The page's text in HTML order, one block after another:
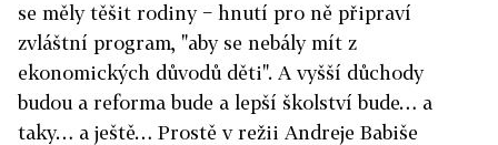
se měly těšit rodiny − hnutí pro ně připraví
zvláštní program, "aby se nebály mít z
ekonomických důvodů děti". A vyšší důchody
budou a reforma bude a lepší školství bude… a
taky… a ještě… Prostě v režii Andreje Babiše